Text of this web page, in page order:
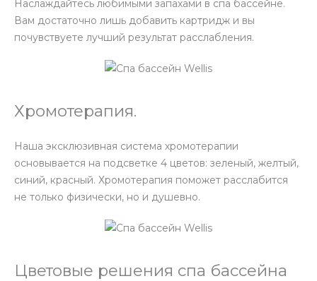
Наслаждайтесь любимыми запахами в спа бассейне.
Вам достаточно лишь добавить картридж и вы
почувствуете лучший результат расслабления.
Хромотерапия.
Наша эксклюзивная система хромотерапии
основывается на подсветке 4 цветов: зеленый, желтый,
синий, красный. Хромотерапия поможет расслабится
не только физически, но и душевно.
Цветовые решения спа бассейна